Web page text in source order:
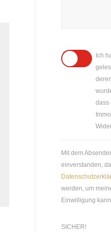
Ich
dass
Mit dem
einverstanden,
werden, um
Einwilligung
SICHER!